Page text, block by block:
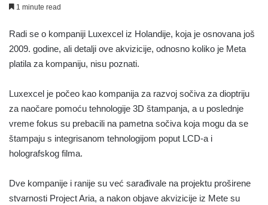
1 minute read
Radi se o kompaniji Luxexcel iz Holandije, koja je osnovana još
2009. godine, ali detalji ove akvizicije, odnosno koliko je Meta
platila za kompaniju, nisu poznati.
Luxexcel je počeo kao kompanija za razvoj sočiva za dioptriju
za naočare pomoću tehnologije 3D štampanja, a u poslednje
vreme fokus su prebacili na pametna sočiva koja mogu da se
štampaju s integrisanom tehnologijom poput LCD-a i
holografskog filma.
Dve kompanije i ranije su već sarađivale na projektu proširene
stvarnosti Project Aria, a nakon objave akvizicije iz Mete su